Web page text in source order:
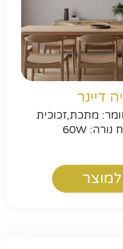
דיינר
מתכת,זכוכית